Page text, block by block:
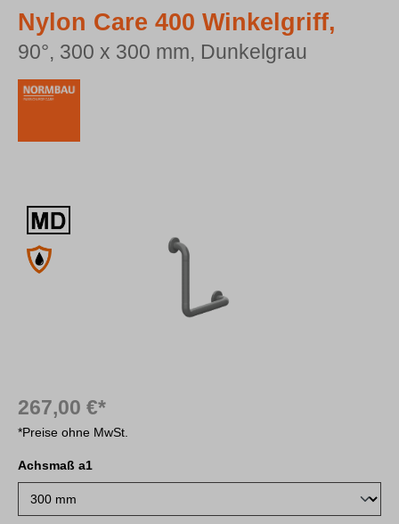
Nylon Care 400 Winkelgriff,
90°, 300 x 300 mm, Dunkelgrau
267,00 €*
*Preise ohne MwSt.
Achsmaß a1